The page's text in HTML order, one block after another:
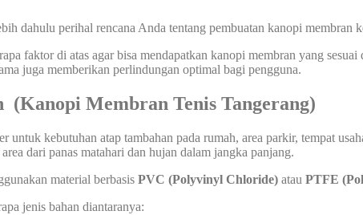
dahulu perihal rencana Anda tentang pembuatan kanopi membran
faktor di atas agar bisa mendapatkan kanopi membran yang
juga memberikan perlindungan optimal bagi pengguna.
Membran Tenis Tangerang)
kebutuhan atap tambahan pada rumah, area parkir, tempat
dari panas matahari dan hujan dalam jangka panjang.
material berbasis PVC (Polyvinyl Chloride) atau PTFE
jenis bahan diantaranya: